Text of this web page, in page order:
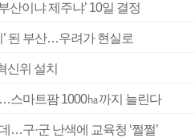
산이냐 제주냐’ 10일 결정
’ 된 부산…우려가 현실로
신위 설치
스마트팜 1000㏊까지 늘린다
…구·군 난색에 교육청 ‘쩔쩔’